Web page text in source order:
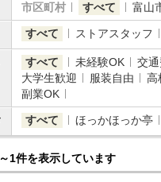
市区町村 すべて 富山
すべて ストアスタッフ
すべて 未経験OK 交
大学生歓迎
服装自由 高
副業OK
すべて ほっかほっか亭
1件を表示しています